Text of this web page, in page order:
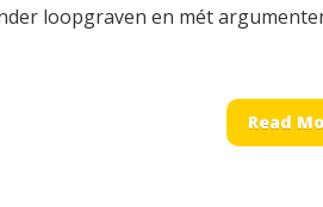
loopgraven en mét
Read